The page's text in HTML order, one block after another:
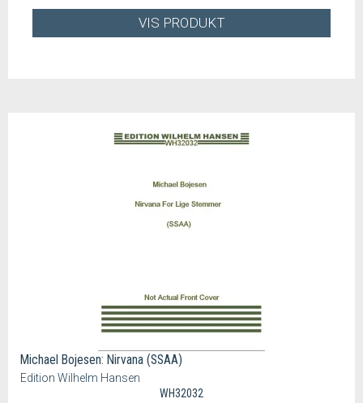
VIS PRODUKT
Michael Bojesen: Nirvana (SSAA)
Edition Wilhelm Hansen
WH32032